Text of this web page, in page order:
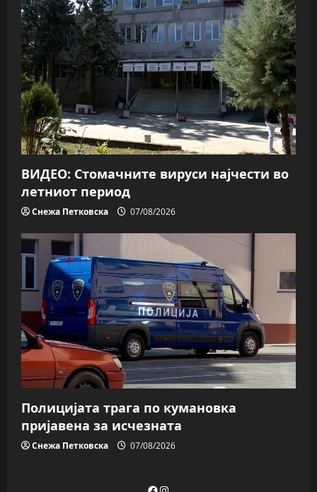
ВИДЕО: Стомачните вируси најчести во
летниот период
Снежа Петковска 07/08/2026
Полицијата трага пo кумановка
пријавена за исчезната
Снежа Петковска 07/08/2026